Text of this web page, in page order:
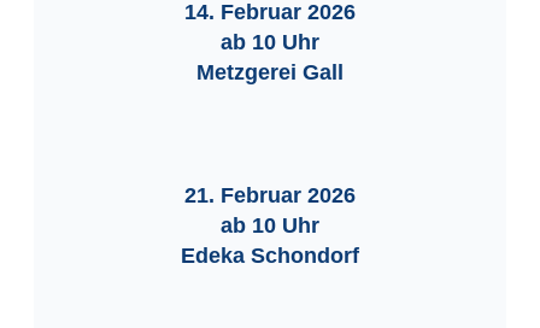
14. Februar 2026
ab 10 Uhr
Metzgerei Gall
21. Februar 2026
ab 10 Uhr
Edeka Schondorf